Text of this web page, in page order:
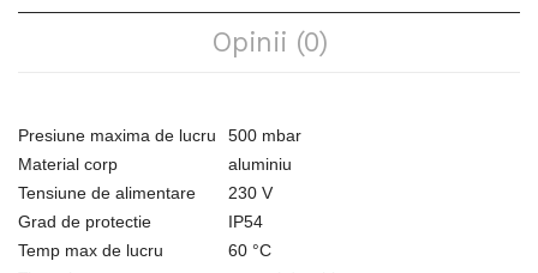
Opinii (0)
Presiune maxima de lucru
500 mbar
Material corp
aluminiu
Tensiune de alimentare
230 V
Grad de protectie
IP54
Temp max de lucru
60 °C